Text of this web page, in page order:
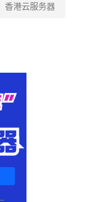
香港云服务器